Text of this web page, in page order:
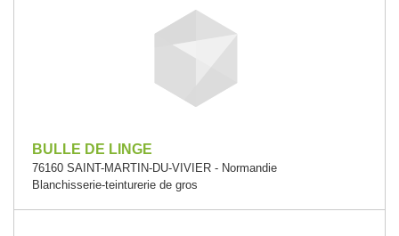
BULLE DE LINGE
76160 SAINT-MARTIN-DU-VIVIER - Normandie
Blanchisserie-teinturerie de gros